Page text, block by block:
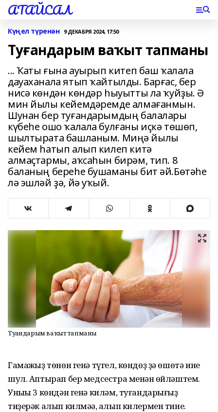
АТАЙСАЛ
Күңел түренән 9 ДЕКАБРЯ 2024, 17:50
Туғандарым ваҡыт тапманы
... Ҡаты ғына ауырып китеп баш ҡалала
дауаханала ятып ҡайтылды. Барғас, бер
нисә көндән көндәр һыуытты ла ҡуйҙы. Ә
мин йылы кейемдәремде алмағанмын.
Шунан бер туғандарымдың балалары
күбеһе ошо ҡалала булғаны иҫкә төшөп,
шылтырата башланым. Миңә йылы
кейем һатып алып килеп китә
алмаҫтармы, аҡсаһын бирәм, тип. 8
баланың береһе бушаманы бит әй.Бөтәһе
лә эшләй ҙә, йә уҡый.
Туғандарым ваҡыт тапманы
Гамажһыҙ төнөн генә түгел, көндөҙ ҙә өшөтә ине
шул. Аптырап бер медсестра менән һөйләштем.
Уныһы 3 көндән генә киләм, туғандарығыҙ
тиҙерәк алып килмәһә, алып килермен тине.